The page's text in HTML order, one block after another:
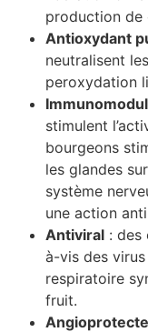
production de
Antioxydant
neutralisent
peroxydation
stimulent
bourgeons
les glandes
système
une action
Antiviral : des
à-vis des
respiratoire
fruit.